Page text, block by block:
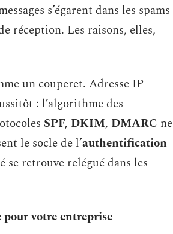
s’égarent dans les spams
réception. Les raisons, elles,
un couperet. Adresse IP
: l’algorithme des
SPF, DKIM, DMARC ne
le socle de l’authentification
se retrouve relégué dans les
votre entreprise